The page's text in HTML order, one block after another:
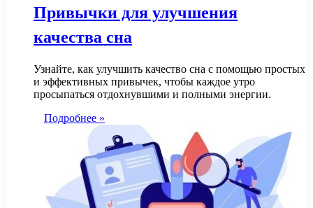
Привычки для улучшения
качества сна
Узнайте, как улучшить качество сна с помощью простых
и эффективных привычек, чтобы каждое утро
просыпаться отдохнувшими и полными энергии.
Подробнее »